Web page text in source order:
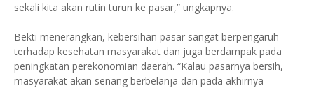
sekali kita akan rutin turun ke pasar,” ungkapnya.
Bekti menerangkan, kebersihan pasar sangat berpengaruh
terhadap kesehatan masyarakat dan juga berdampak pada
peningkatan perekonomian daerah. “Kalau pasarnya bersih,
masyarakat akan senang berbelanja dan pada akhirnya